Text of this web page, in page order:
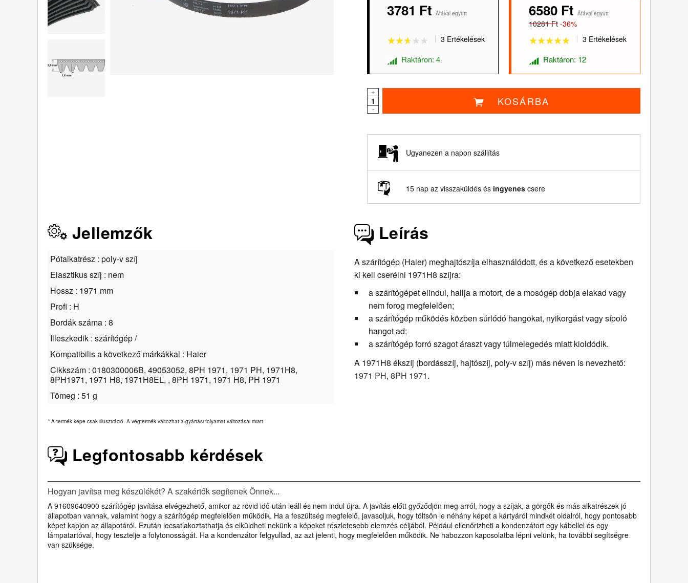
3781 Ft Áfával együtt
★★★★★
★★★★★
3 Ertékelések
Raktáron: 4
6580 Ft Áfával együtt
10281 Ft -36%
3 Ertékelések
Raktáron: 12
+
-
KOSÁRBA
Ugyanezen a napon szállítás
15 nap az visszaküldés és ingyenes csere
Jellemzők
Pótalkatrész : poly-v szíj
Elasztikus szíj : nem
Hossz : 1971 mm
Profi : H
Bordák száma : 8
Illeszkedik : szárítógép /
Kompatibilis a következő márkákkal : Haier
Cikkszám : 0180300006B, 49053052, 8PH 1971, 1971 PH, 1971H8,
8PH1971, 1971 H8, 1971H8EL, , 8PH 1971, 1971 H8, PH 1971
Tömeg : 51 g
* A termék képe csak illusztráció. A végtermék változhat a gyártási folyamat változásai miatt.
Leírás
A szárítógép (Haier) meghajtószíja elhasználódott, és a következő esetekben
ki kell cserélni 1971H8 szíjra:
a szárítógépet elindul, hallja a motort, de a mosógép dobja elakad vagy
nem forog megfelelően;
a szárítógép működés közben súrlódó hangokat, nyikorgást vagy sípoló
hangot ad;
a szárítógép forró szagot áraszt vagy túlmelegedés miatt kioldódik.
A 1971H8 ékszíj (bordásszíj, hajtószíj, poly-v szíj) más néven is nevezhető:
1971 PH, 8PH 1971.
Legfontosabb kérdések
Hogyan javítsa meg készülékét? A szakértők segítenek Önnek...
A 91609640900 szárítógép javítása elvégezhető, amikor az rövid idő után leáll és nem indul újra. A javítás előtt győződjön meg arról, hogy a szíjak, a görgők és más alkatrészek jó
állapotban vannak, valamint hogy a szárítógép megfelelően működik. Ha a feszültség megfelelő, javasoljuk, hogy töltsön le néhány képet a kártyáról mindkét oldalról, hogy pontosabb
képet kapjon az állapotáról. Ezután lecsatlakoztathatja és elküldheti nekünk a képeket részletesebb elemzés céljából. Például ellenőrizheti a kondenzátort egy kábellel és egy
lámpatartóval, hogy tesztelje a folytonosságát. Ha a kondenzátor felgyullad, az azt jelenti, hogy megfelelően működik. Ne habozzon kapcsolatba lépni velünk, ha további segítségre
van szüksége.